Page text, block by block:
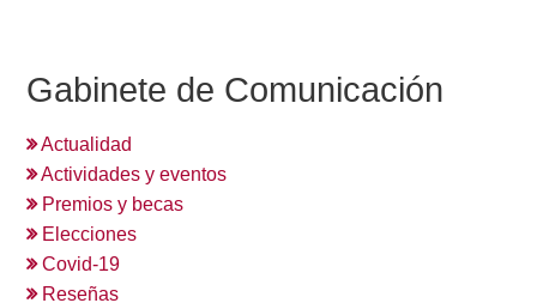
Gabinete de Comunicación
Actualidad
Actividades y eventos
Premios y becas
Elecciones
Covid-19
Reseñas